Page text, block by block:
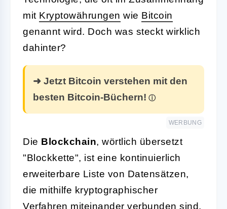
mit Kryptowährungen wie Bitcoin
genannt wird. Doch was steckt wirklich
dahinter?
➜ Jetzt Bitcoin verstehen mit den
besten Bitcoin-Büchern!
WERBUNG
Die Blockchain, wörtlich übersetzt
"Blockkette", ist eine kontinuierlich
erweiterbare Liste von Datensätzen,
die mithilfe kryptographischer
Verfahren miteinander verbunden sind.